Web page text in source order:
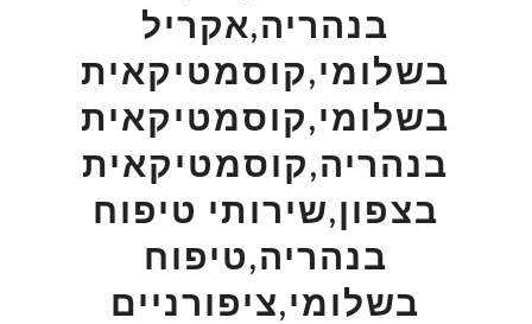
בנהריה,אקריל
בשלומי,קוסמטיקאית
בשלומי,קוסמטיקאית
בנהריה,קוסמטיקאית
בצפון,שירותי טיפוח
בנהריה,טיפוח
בשלומי,ציפורניים